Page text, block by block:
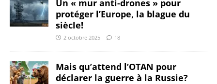
Un « mur anti-drones » pour
protéger l’Europe, la blague du
siècle!
2 octobre 2025 18
Mais qu’attend l’OTAN pour
déclarer la guerre à la Russie?